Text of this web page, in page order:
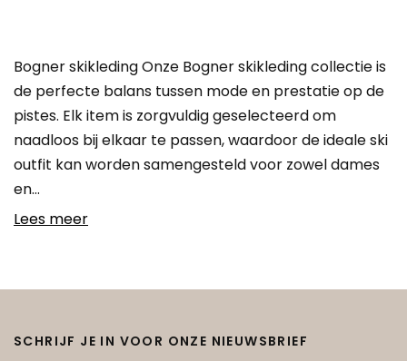
Bogner skikleding Onze Bogner skikleding collectie is
de perfecte balans tussen mode en prestatie op de
pistes. Elk item is zorgvuldig geselecteerd om
naadloos bij elkaar te passen, waardoor de ideale ski
outfit kan worden samengesteld voor zowel dames
en…
Lees meer
SCHRIJF JE IN VOOR ONZE NIEUWSBRIEF